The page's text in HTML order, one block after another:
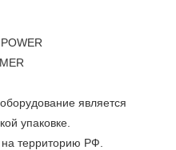
является
упаковке.
территорию РФ.